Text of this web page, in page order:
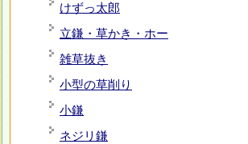
けずっ太郎
立鎌・草かき・ホー
雑草抜き
小型の草削り
小鎌
ネジリ鎌